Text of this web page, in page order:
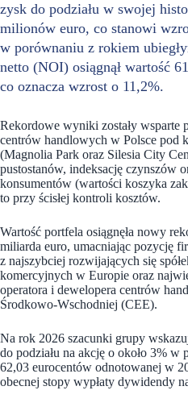
zysk do podziału w swojej
milionów euro, co stanowi
w porównaniu z rokiem
netto (NOI) osiągnął wartość
co oznacza wzrost o 11,2%.
Rekordowe wyniki zostały wsparte
centrów handlowych w Polsce pod
(Magnolia Park oraz Silesia City
pustostanów, indeksację czynszów
konsumentów (wartości koszyka
to przy ścisłej kontroli kosztów.
Wartość portfela osiągnęła nowy
miliarda euro, umacniając pozycję
z najszybciej rozwijających się
komercyjnych w Europie oraz
operatora i dewelopera centrów
Środkowo-Wschodniej (CEE).
Na rok 2026 szacunki grupy
do podziału na akcję o około 3% w
62,03 eurocentów odnotowanej w
obecnej stopy wypłaty dywidendy